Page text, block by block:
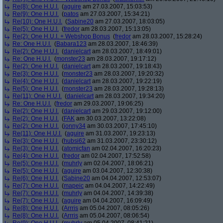
Re(8): One H.U.I. (aguire am 27.03.2007, 15:03:53)
Re(9): One H.U.I. (patos am 27.03.2007, 15:34:21)
Re(10): One H.U.I. (Sabine20 am 27.03.2007, 18:03:05)
Re(5): One H.U.I. (fredor am 28.03.2007, 15:13:05)
Re(2): One H.U.I. + Webshop Bonus (fredor am 28.03.2007, 15:28:24)
Re: One H.U.I. (Babara123 am 28.03.2007, 18:46:39)
Re(2): One H.U.I. (danielcart am 28.03.2007, 18:49:01)
Re: One H.U.I. (monster23 am 28.03.2007, 19:17:12)
Re(2): One H.U.I. (danielcart am 28.03.2007, 19:18:43)
Re(3): One H.U.I. (monster23 am 28.03.2007, 19:20:32)
Re(4): One H.U.I. (danielcart am 28.03.2007, 19:22:19)
Re(5): One H.U.I. (monster23 am 28.03.2007, 19:28:13)
Re(11): One H.U.I. (danielcart am 28.03.2007, 19:34:20)
Re: One H.U.I. (fredor am 29.03.2007, 19:06:25)
Re(2): One H.U.I. (danielcart am 29.03.2007, 19:12:00)
Re(2): One H.U.I. (FAK am 30.03.2007, 13:22:08)
Re(2): One H.U.I. (jonny34 am 30.03.2007, 17:45:10)
Re(11): One H.U.I. (aguire am 31.03.2007, 19:23:13)
Re(3): One H.U.I. (hubsi62 am 31.03.2007, 23:30:12)
Re(3): One H.U.I. (atomicfan am 02.04.2007, 16:20:23)
Re(4): One H.U.I. (fredor am 02.04.2007, 17:52:58)
Re(5): One H.U.I. (muhrly am 02.04.2007, 18:06:21)
Re(5): One H.U.I. (aguire am 03.04.2007, 12:30:38)
Re(6): One H.U.I. (Sabine20 am 04.04.2007, 12:53:07)
Re(7): One H.U.I. (mapeic am 04.04.2007, 14:22:49)
Re(7): One H.U.I. (muhrly am 04.04.2007, 14:39:38)
Re(7): One H.U.I. (aguire am 04.04.2007, 16:09:49)
Re(8): One H.U.I. (Arrris am 05.04.2007, 08:05:26)
Re(8): One H.U.I. (Arrris am 05.04.2007, 08:06:54)